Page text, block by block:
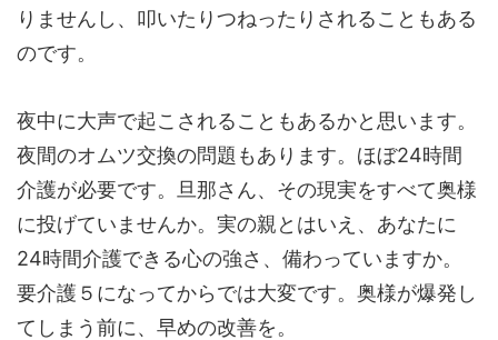
りませんし、叩いたりつねったりされることもある
のです。
夜中に大声で起こされることもあるかと思います。
夜間のオムツ交換の問題もあります。ほぼ24時間
介護が必要です。旦那さん、その現実をすべて奥様
に投げていませんか。実の親とはいえ、あなたに
24時間介護できる心の強さ、備わっていますか。
要介護５になってからでは大変です。奥様が爆発し
てしまう前に、早めの改善を。